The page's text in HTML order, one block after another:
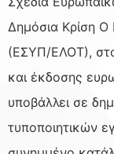
Δημόσια Κρίση Ο
(ΕΣΥΠ/ΕΛΟΤ), στο
και έκδοσης
υποβάλλει σε
τυποποιητικών